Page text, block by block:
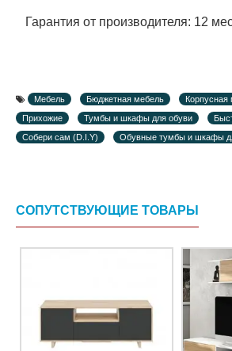
Гарантия от производителя: 12
Мебель Бюджетная мебель
Корпусная
Прихожие
Тумбы и шкафы для обуви
Собери сам (D.I.Y)
Обувные тумбы и шкафы
СОПУТСТВУЮЩИЕ ТОВАРЫ